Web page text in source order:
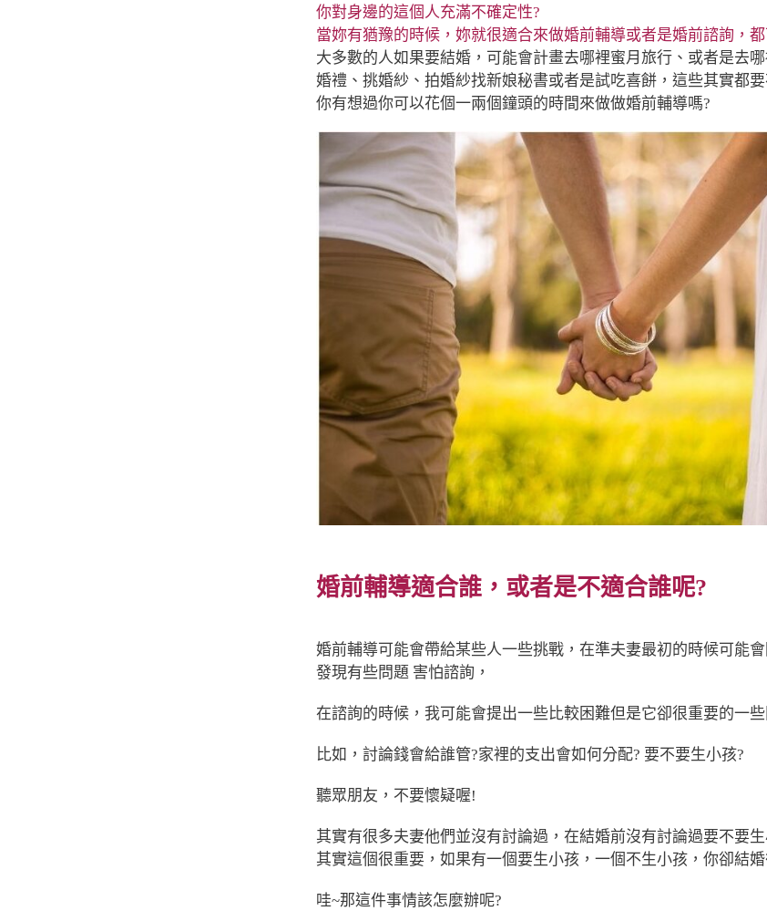
你對身邊的這個人充滿不確定性?
當妳有猶豫的時候，妳就很適合來做婚前輔導或者是婚前諮詢，
大多數的人如果要結婚，可能會計畫去哪裡蜜月旅行、或者是去
婚禮、挑婚紗、拍婚紗找新娘秘書或者是試吃喜餅，這些其實都
你有想過你可以花個一兩個鐘頭的時間來做做婚前輔導嗎?
婚前輔導適合誰，或者是不適合誰呢?
婚前輔導可能會帶給某些人一些挑戰， 在準夫妻最初的時候可能
發現有些問題 害怕諮詢，
在諮詢的時候，我可能會提出一些比較困難但是它卻很重要的一
比如，討論錢會給誰管?家裡的支出會如何分配? 要不要生小孩?
聽眾朋友，不要懷疑喔!
其實有很多夫妻他們並沒有討論過，在結婚前沒有討論過要不要生
其實這個很重要，如果有一個要生小孩，一個不生小孩，你卻結
哇~那這件事情該怎麼辦呢?